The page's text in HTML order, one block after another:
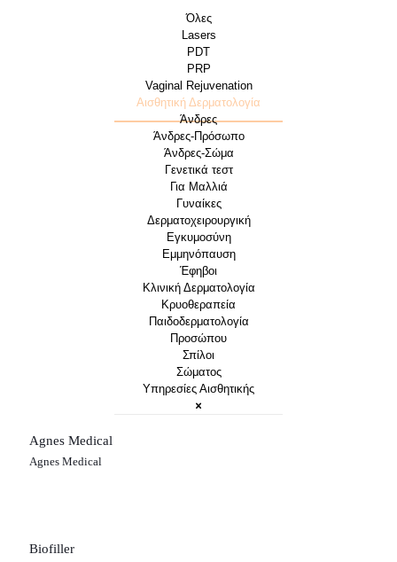
Όλες
Lasers
PDT
PRP
Vaginal Rejuvenation
Αισθητική Δερματολογία
Άνδρες
Άνδρες-Πρόσωπο
Άνδρες-Σώμα
Γενετικά τεστ
Για Μαλλιά
Γυναίκες
Δερματοχειρουργική
Εγκυμοσύνη
Εμμηνόπαυση
Έφηβοι
Κλινική Δερματολογία
Κρυοθεραπεία
Παιδοδερματολογία
Προσώπου
Σπίλοι
Σώματος
Υπηρεσίες Αισθητικής
Agnes Medical
Agnes Medical
Biofiller